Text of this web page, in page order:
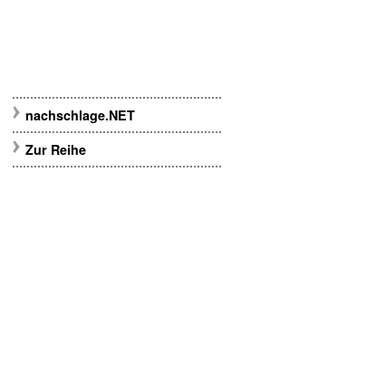
nachschlage.NET
Zur Reihe